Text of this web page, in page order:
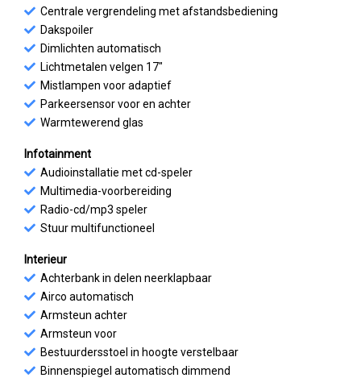
Centrale vergrendeling met afstandsbediening
Dakspoiler
Dimlichten automatisch
Lichtmetalen velgen 17"
Mistlampen voor adaptief
Parkeersensor voor en achter
Warmtewerend glas
Infotainment
Audioinstallatie met cd-speler
Multimedia-voorbereiding
Radio-cd/mp3 speler
Stuur multifunctioneel
Interieur
Achterbank in delen neerklapbaar
Airco automatisch
Armsteun achter
Armsteun voor
Bestuurdersstoel in hoogte verstelbaar
Binnenspiegel automatisch dimmend